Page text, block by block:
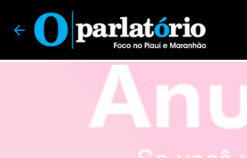
O Parlatório | Foco no Piauí e Maranhão